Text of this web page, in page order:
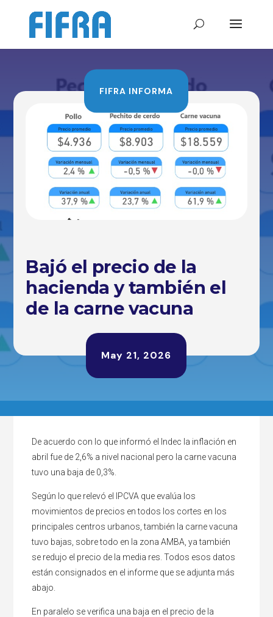
FIFRA INFORMA
Bajó el precio de la
hacienda y también el
de la carne vacuna
May 21, 2026
De acuerdo con lo que informó el Indec la inflación en
abril fue de 2,6% a nivel nacional pero la carne vacuna
tuvo una baja de 0,3%.
Según lo que relevó el IPCVA que evalúa los
movimientos de precios en todos los cortes en los
principales centros urbanos, también la carne vacuna
tuvo bajas, sobre todo en la zona AMBA, ya también
se redujo el precio de la media res. Todos esos datos
están consignados en el informe que se adjunta más
abajo.
En paralelo se verifica una baja en el precio de la